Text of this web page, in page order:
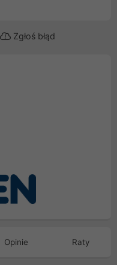
Zgłoś błąd
Opinie Raty